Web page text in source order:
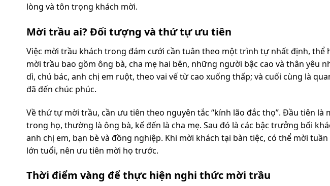
lòng và tôn trọng khách mời.
Mời trầu ai? Đối tượng và thứ tự ưu tiên
Việc mời trầu khách trong đám cưới cần tuân theo một trình tự nhất định,
mời trầu bao gồm ông bà, cha mẹ hai bên, những người bậc cao và thân yêu
dì, chú bác, anh chị em ruột, theo vai vế từ cao xuống thấp; và cuối cùng là
đã đến chúc phúc.
Về thứ tự mời trầu, cần ưu tiên theo nguyên tắc “kính lão đắc thọ”. Đầu tiên
trong họ, thường là ông bà, kế đến là cha mẹ. Sau đó là các bậc trưởng bối
anh chị em, bạn bè và đồng nghiệp. Khi mời khách tại bàn tiệc, có thể mời
lớn tuổi, nên ưu tiên mời họ trước.
Thời điểm vàng để thực hiện nghi thức mời trầu